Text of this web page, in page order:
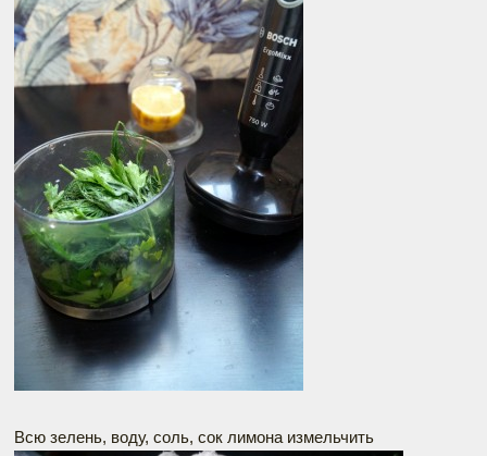
Всю зелень, воду, соль, сок лимона измельчить